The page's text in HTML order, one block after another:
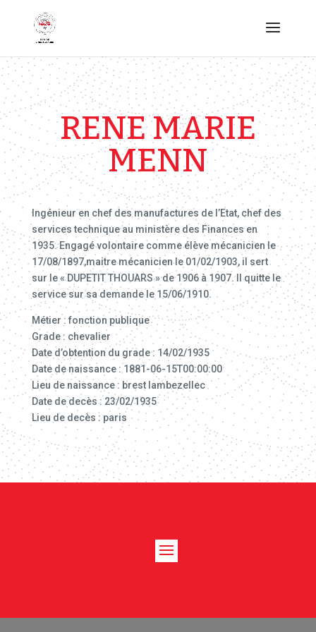
RENE MARIE
MENN
Ingénieur en chef des manufactures de l’Etat, chef des
services technique au ministère des Finances en
1935. Engagé volontaire comme élève mécanicien le
17/08/1897,maitre mécanicien le 01/02/1903, il sert
sur le « DUPETIT THOUARS » de 1906 à 1907. Il quitte le
service sur sa demande le 15/06/1910.
Métier : fonction publique
Grade : chevalier
Date d’obtention du grade : 14/02/1935
Date de naissance : 1881-06-15T00:00:00
Lieu de naissance : brest lambezellec
Date de decès : 23/02/1935
Lieu de decès : paris